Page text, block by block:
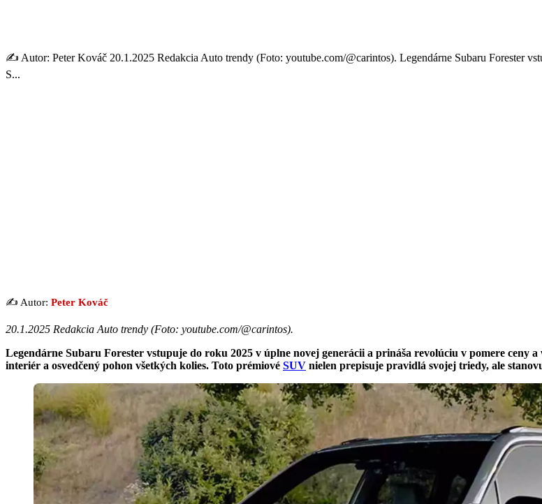
✍️ Autor: Peter Kováč 20.1.2025 Redakcia Auto trendy (Foto: youtube.com/@carintos). Legendárne Subaru Forester
S...
✍️ Autor: Peter Kováč
20.1.2025 Redakcia Auto trendy (Foto: youtube.com/@carintos).
Legendárne Subaru Forester vstupuje do roku 2025 v úplne novej generácii a prináša revolúciu v pomere ceny
interiér a osvedčený pohon všetkých kolies. Toto prémiové SUV nielen prepisuje pravidlá svojej triedy, ale